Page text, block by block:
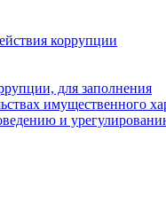
коррупции
для заполнения
имущественного
и